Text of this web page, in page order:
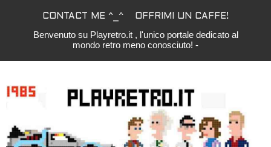
CONTACT ME ^_^ OFFRIMI UN CAFFE!
Benvenuto su Playretro.it , l'unico portale dedicato al
mondo retro meno conosciuto! -